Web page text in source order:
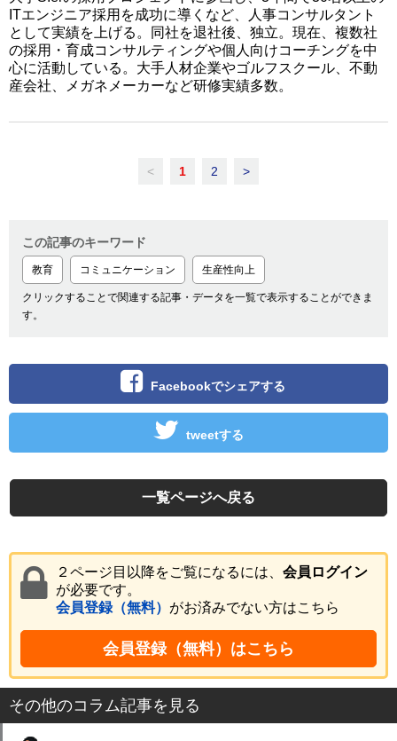
ITエンジニア採用を成功に導くなど、人事コンサルタント
として実績を上げる。同社を退社後、独立。現在、複数社
の採用・育成コンサルティングや個人向けコーチングを中
心に活動している。大手人材企業やゴルフスクール、不動
産会社、メガネメーカーなど研修実績多数。
< 1 2 >
この記事のキーワード
教育 コミュニケーション 生産性向上
クリックすることで関連する記事・データを一覧で表示することができま
す。
Facebookでシェアする
tweetする
一覧ページへ戻る
２ページ目以降をご覧になるには、 会員ログイン
が必要です。
会員登録（無料） がお済みでない方はこちら
会員登録（無料）はこちら
その他のコラム記事を見る